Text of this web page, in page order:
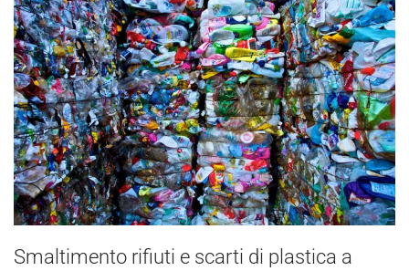
Smaltimento rifiuti e scarti di plastica a